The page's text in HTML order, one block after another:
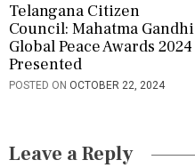
Telangana Citizen
Council: Mahatma Gandhi
Global Peace Awards 2024
Presented
POSTED ON OCTOBER 22, 2024
Leave a Reply